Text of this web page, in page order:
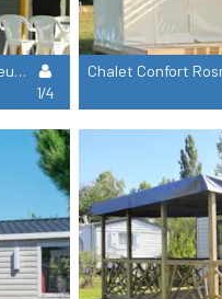
Chalet Confort Terre Neuve - 2 Chambres
1/4